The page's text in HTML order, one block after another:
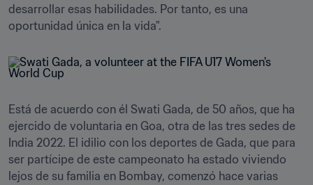
desarrollar esas habilidades. Por tanto, es una
oportunidad única en la vida".
Está de acuerdo con él Swati Gada, de 50 años, que ha
ejercido de voluntaria en Goa, otra de las tres sedes de
India 2022. El idilio con los deportes de Gada, que para
ser partícipe de este campeonato ha estado viviendo
lejos de su familia en Bombay, comenzó hace varias